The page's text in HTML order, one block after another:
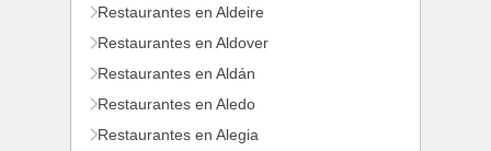
Restaurantes en Aldeire
Restaurantes en Aldover
Restaurantes en Aldán
Restaurantes en Aledo
Restaurantes en Alegia